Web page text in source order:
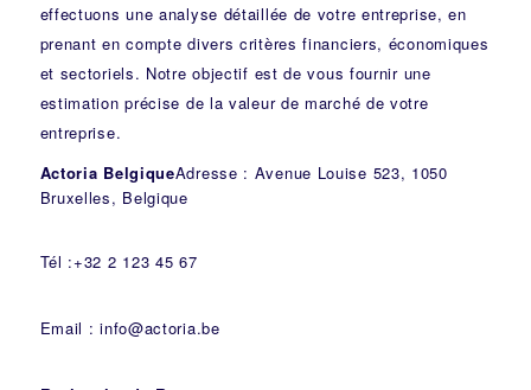
effectuons une analyse détaillée de votre entreprise, en
prenant en compte divers critères financiers, économiques
et sectoriels. Notre objectif est de vous fournir une
estimation précise de la valeur de marché de votre
entreprise.
Actoria BelgiqueAdresse : Avenue Louise 523, 1050
Bruxelles, Belgique
Tél :+32 2 123 45 67
Email : info@actoria.be